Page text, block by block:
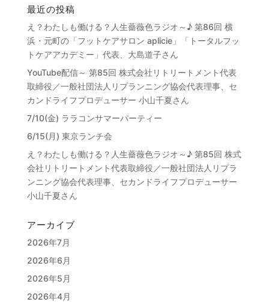
最近の投稿
え？わたしも働ける？人生薔薇色ラジオ～♪ 第86回 横
浜・元町の「フットケアサロン aplicie」「トータルフッ
トケアアカデミー」代表、大島道子さん
YouTube配信～ 第85回 株式会社リトリートメント代表
取締役／一般社団法人リプランニング協会代表理事、セ
カンドライフプロデューサー 小山千夏さん
7/10(金) ララコンサマーパーティー
6/15(月) 東京ランチ会
え？わたしも働ける？人生薔薇色ラジオ～♪ 第85回 株式
会社リトリートメント代表取締役／一般社団法人リプラ
ンニング協会代表理事、セカンドライフプロデューサー
小山千夏さん
アーカイブ
2026年7月
2026年6月
2026年5月
2026年4月